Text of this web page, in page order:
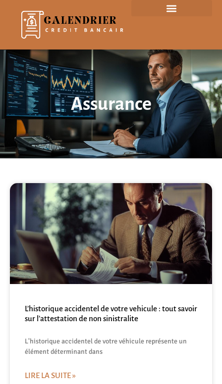
Assurance
L’historique accidentel de votre vehicule : tout savoir
sur l’attestation de non sinistralite
L'historique accidentel de votre véhicule représente un
élément déterminant dans
LIRE LA SUITE »